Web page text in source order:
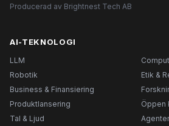
Producerad av Brightnest Tech AB
AI-TEKNOLOGI
LLM
Robotik
Etik &
Business & Finansiering
Produktlansering
Öppen
Tal & Ljud